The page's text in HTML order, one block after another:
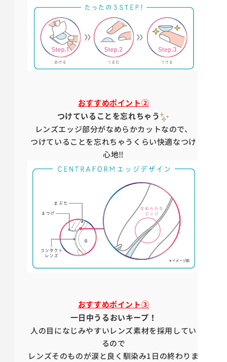
おすすめポイント②
つけていることを忘れちゃう
レンズエッジ部分がなめらかカットなので、
つけていることを忘れちゃうくらい快適なつけ
心地‼
おすすめポイント③
一日中うるおいキープ！
人の目になじみやすいレンズ素材を採用してい
るので
レンズそのものが涙と良く馴染み1日の終わりま